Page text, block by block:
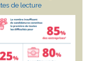
de lecture